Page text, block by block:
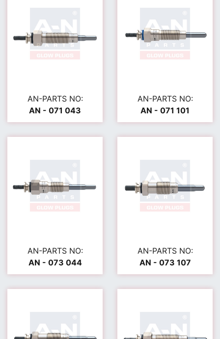
AN-PARTS NO:
AN - 071 043
AN-PARTS NO:
AN - 071 101
AN-PARTS NO:
AN - 073 044
AN-PARTS NO:
AN - 073 107